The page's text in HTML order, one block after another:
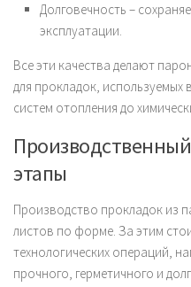
Долговечность –
эксплуатации.
Все эти качества делают
для прокладок, используемых
систем отопления до
этапы
Производство прокладок из
листов по форме. За этим
технологических операций,
прочного, герметичного и